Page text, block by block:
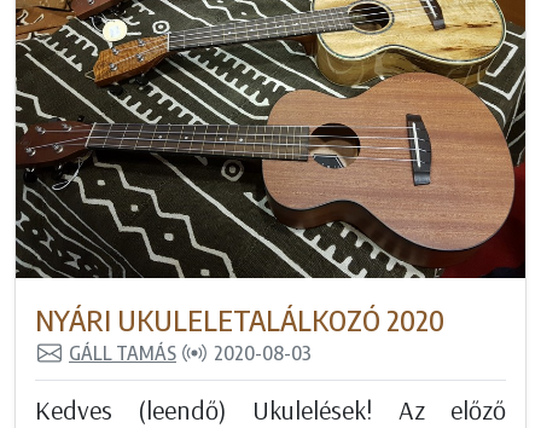
NYÁRI UKULELETALÁLKOZÓ 2020
GÁLL TAMÁS 2020-08-03
Kedves (leendő) Ukulelések! Az előző